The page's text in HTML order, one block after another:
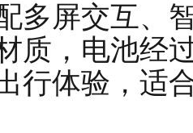
多屏交互、
质，电池经
行体验，适